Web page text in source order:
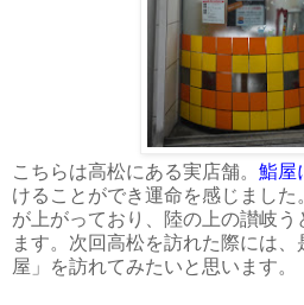
こちらは高松にある実店舗。 鮨屋
けることができ運命を感じまし
が上がっており、陸の上の讃岐
ます。次回高松を訪れた際には
屋」を訪れてみたいと思います。